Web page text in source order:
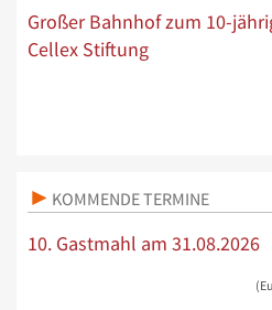
Großer Bahnhof zum 10-
Cellex Stiftung
KOMMENDE TERMINE
10. Gastmahl am 31.08.2026